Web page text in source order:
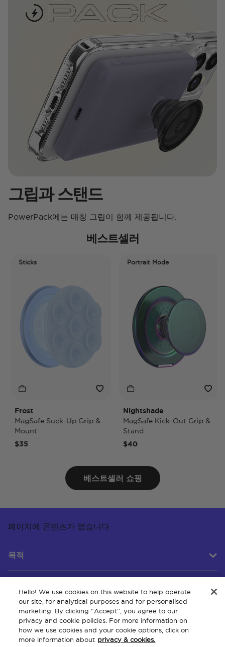
그립과 스탠드
PowerPack에는 매칭 그립이 함께 제공됩니다.
베스트셀러
Sticks
Frost
MagSafe Suck-Up Grip &
Mount
$35
Portrait Mode
Nightshade
MagSafe Kick-Out Grip &
Stand
$40
베스트셀러 쇼핑
페이지에 콘텐츠가 없습니다.
목적
고객 서비스
회사 소개
Hello! We use cookies on this website to help operate
our site, for analytical purposes and for personalised
marketing. By clicking “Accept”, you agree to our
privacy and cookie policies. For more information on
how we use cookies and your cookie options, click on
more information about privacy & cookies.